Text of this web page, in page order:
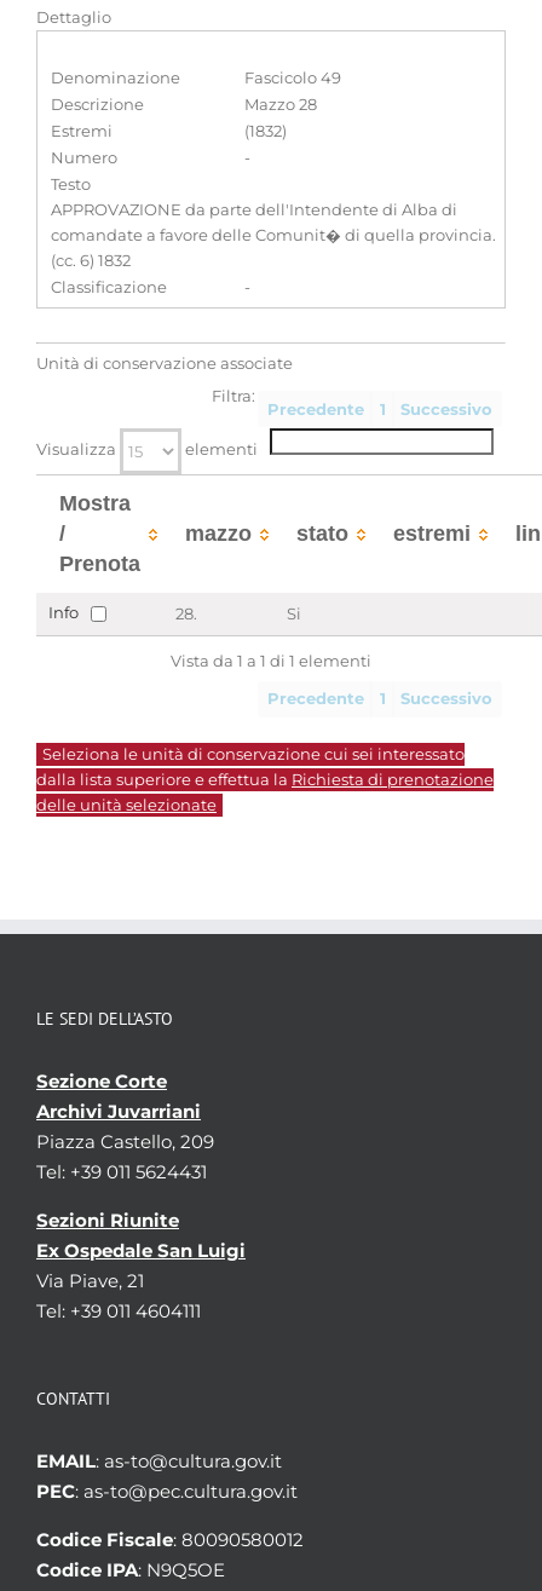
Dettaglio
Denominazione
Fascicolo 49
Descrizione
Mazzo 28
Estremi
(1832)
Numero
-
Testo
APPROVAZIONE da parte dell'Intendente di Alba di
comandate a favore delle Comunit� di quella provincia.
(cc. 6) 1832
Classificazione
-
Unità di conservazione associate
Precedente 1 Successivo
Visualizza elementi
Filtra:
Mostra
/
Prenota
mazzo stato estremi
Info 28. Si
Vista da 1 a 1 di 1 elementi
Precedente 1 Successivo
Seleziona le unità di conservazione cui sei interessato
dalla lista superiore e effettua la Richiesta di prenotazione
delle unità selezionate
LE SEDI DELL’ASTO
Sezione Corte
Archivi Juvarriani
Piazza Castello, 209
Tel: +39 011 5624431
Sezioni Riunite
Ex Ospedale San Luigi
Via Piave, 21
Tel: +39 011 4604111
CONTATTI
EMAIL: as-to@cultura.gov.it
PEC: as-to@pec.cultura.gov.it
Codice Fiscale: 80090580012
Codice IPA: N9Q5OE